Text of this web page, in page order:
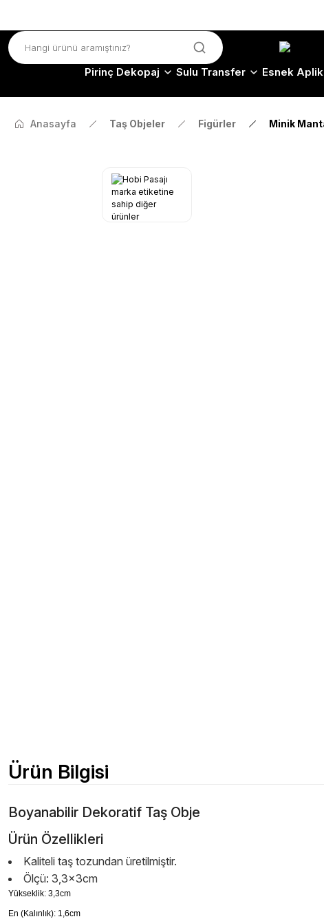
Pirinç Dekopaj Sulu Transfer Esnek
Anasayfa Taş Objeler Figürler Minik
Ürün Bilgisi
Boyanabilir Dekoratif Taş Obje
Ürün Özellikleri
Kaliteli taş tozundan üretilmiştir.
Ölçü: 3,3x3cm
Yükseklik: 3,3cm
En (Kalınlık): 1,6cm